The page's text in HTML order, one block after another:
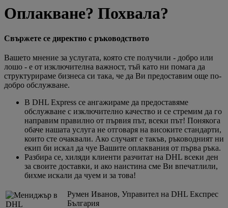
Оплакване? Похвала?
Свържете се директно с ръководството
Вашето мнение за услугата, която сте получили - добро или
лошо - е от изключителна важност, тъй като ни помага да
структурираме бизнеса си така, че да Ви предоставим още по-
добро обслужване.
В DHL Express се ангажираме да предоставяме
обслужване с изключително качество и се стремим да го
направим правилно от първия път, всеки път! Понякога
обаче нашата услуга не отговаря на високите стандарти,
които сте очаквали. Ако случаят е такъв, ръководният ни
екип би искал да чуе Вашите оплаквания от първа ръка.
Разбира се, хиляди клиенти разчитат на DHL всеки ден
за своите доставки, и ако наистина сме Ви впечатлили,
бихме искали да чуем и за това!
Румен Иванов, Управител на DHL Експрес
България